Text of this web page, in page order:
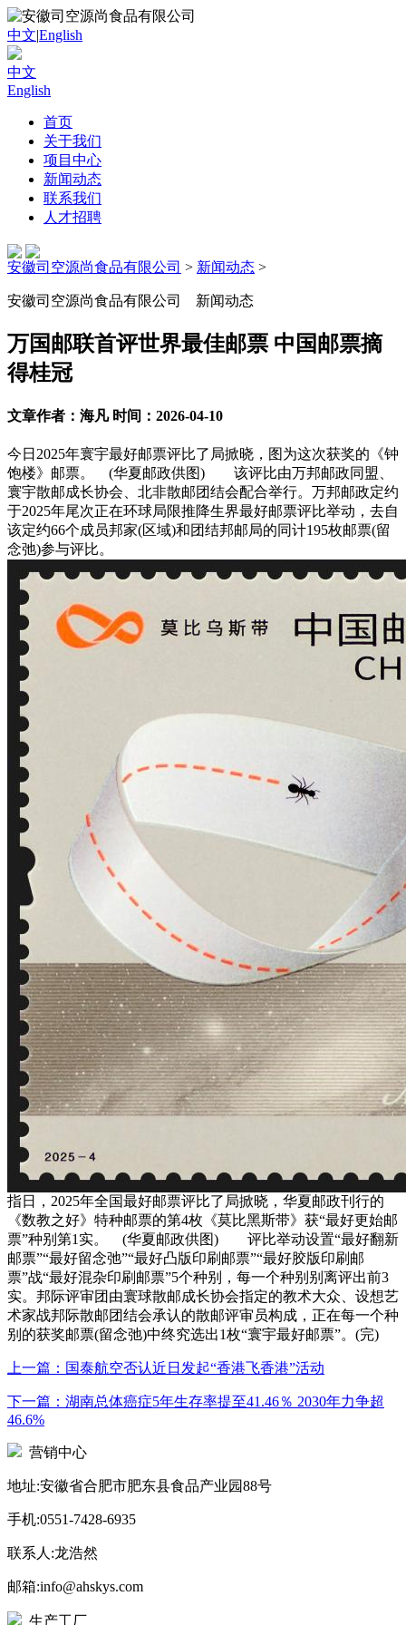
中文|English
中文
English
首页
关于我们
项目中心
新闻动态
联系我们
人才招聘
安徽司空源尚食品有限公司 > 新闻动态 >
安徽司空源尚食品有限公司 新闻动态
万国邮联首评世界最佳邮票 中国邮票摘
得桂冠
文章作者：海凡 时间：2026-04-10
今日2025年寰宇最好邮票评比了局掀晓，图为这次获奖的《钟
饱楼》邮票。 (华夏邮政供图) 该评比由万邦邮政同盟、
寰宇散邮成长协会、北非散邮团结会配合举行。万邦邮政定约
于2025年尾次正在环球局限推降生界最好邮票评比举动，去自
该定约66个成员邦家(区域)和团结邦邮局的同计195枚邮票(留
念弛)参与评比。
指日，2025年全国最好邮票评比了局掀晓，华夏邮政刊行的
《数教之好》特种邮票的第4枚《莫比黑斯带》获“最好更始邮
票”种别第1实。 (华夏邮政供图) 评比举动设置“最好翻新
邮票”“最好留念弛”“最好凸版印刷邮票”“最好胶版印刷邮
票”战“最好混杂印刷邮票”5个种别，每一个种别别离评出前3
实。邦际评审团由寰球散邮成长协会指定的教术大众、设想艺
术家战邦际散邮团结会承认的散邮评审员构成，正在每一个种
别的获奖邮票(留念弛)中终究选出1枚“寰宇最好邮票”。(完)
上一篇： 国泰航空否认近日发起“香港飞香港”活动
下一篇： 湖南总体癌症5年生存率提至41.46％ 2030年力争超
46.6%
营销中心
地址:安徽省合肥市肥东县食品产业园88号
手机:0551-7428-6935
联系人:龙浩然
邮箱:info@ahskys.com
生产工厂